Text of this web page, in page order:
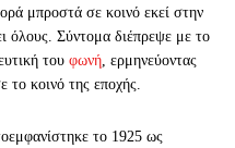
μπροστά σε κοινό εκεί στην
όλους. Σύντομα διέπρεψε με το
του φωνή , ερμηνεύοντας
το κοινό της εποχής.
το 1925 ως